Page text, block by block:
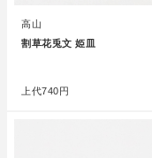
高山
割草花兎文 姫皿
上代740円